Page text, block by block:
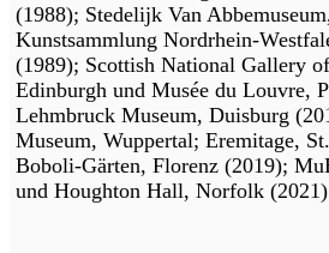
(1988); Stedelijk Van
Kunstsammlung Nordrhein-
(1989); Scottish National Gallery
Edinburgh und Musée du Louvre,
Lehmbruck Museum, Duisburg
Museum, Wuppertal; Eremitage,
Boboli-Gärten, Florenz (2019);
und Houghton Hall, Norfolk